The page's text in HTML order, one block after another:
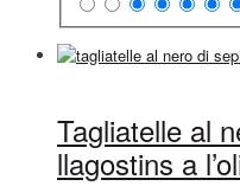
Tagliatelle al
llagostins a